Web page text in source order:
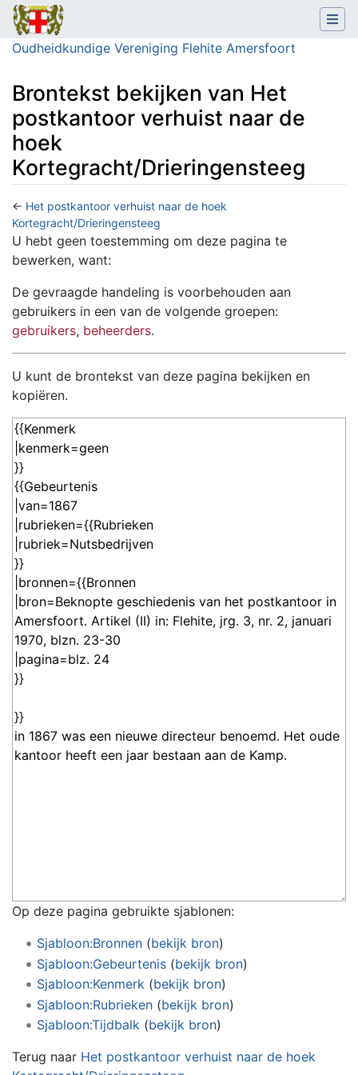
Oudheidkundige Vereniging Flehite Amersfoort
Brontekst bekijken van Het
postkantoor verhuist naar de
hoek
Kortegracht/Drieringensteeg
← Het postkantoor verhuist naar de hoek
Kortegracht/Drieringensteeg
Ga naar:navigatie,zoeken
U hebt geen toestemming om deze pagina te
bewerken, want:
De gevraagde handeling is voorbehouden aan
gebruikers in een van de volgende groepen:
gebruikers, beheerders.
U kunt de brontekst van deze pagina bekijken en
kopiëren.
Op deze pagina gebruikte sjablonen:
Sjabloon:Bronnen(bekijk bron)
Sjabloon:Gebeurtenis(bekijk bron)
Sjabloon:Kenmerk(bekijk bron)
Sjabloon:Rubrieken(bekijk bron)
Sjabloon:Tijdbalk(bekijk bron)
Terug naar Het postkantoor verhuist naar de hoek